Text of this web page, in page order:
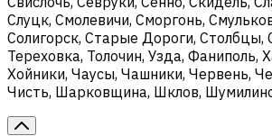
Слуцк, Смолевичи, Сморгонь,
Солигорск, Старые Дороги, Столбцы,
Тереховка, Толочин, Узда, Фаниполь,
Хойники, Чаусы, Чашники, Червень,
Чисть, Шарковщина, Шклов,